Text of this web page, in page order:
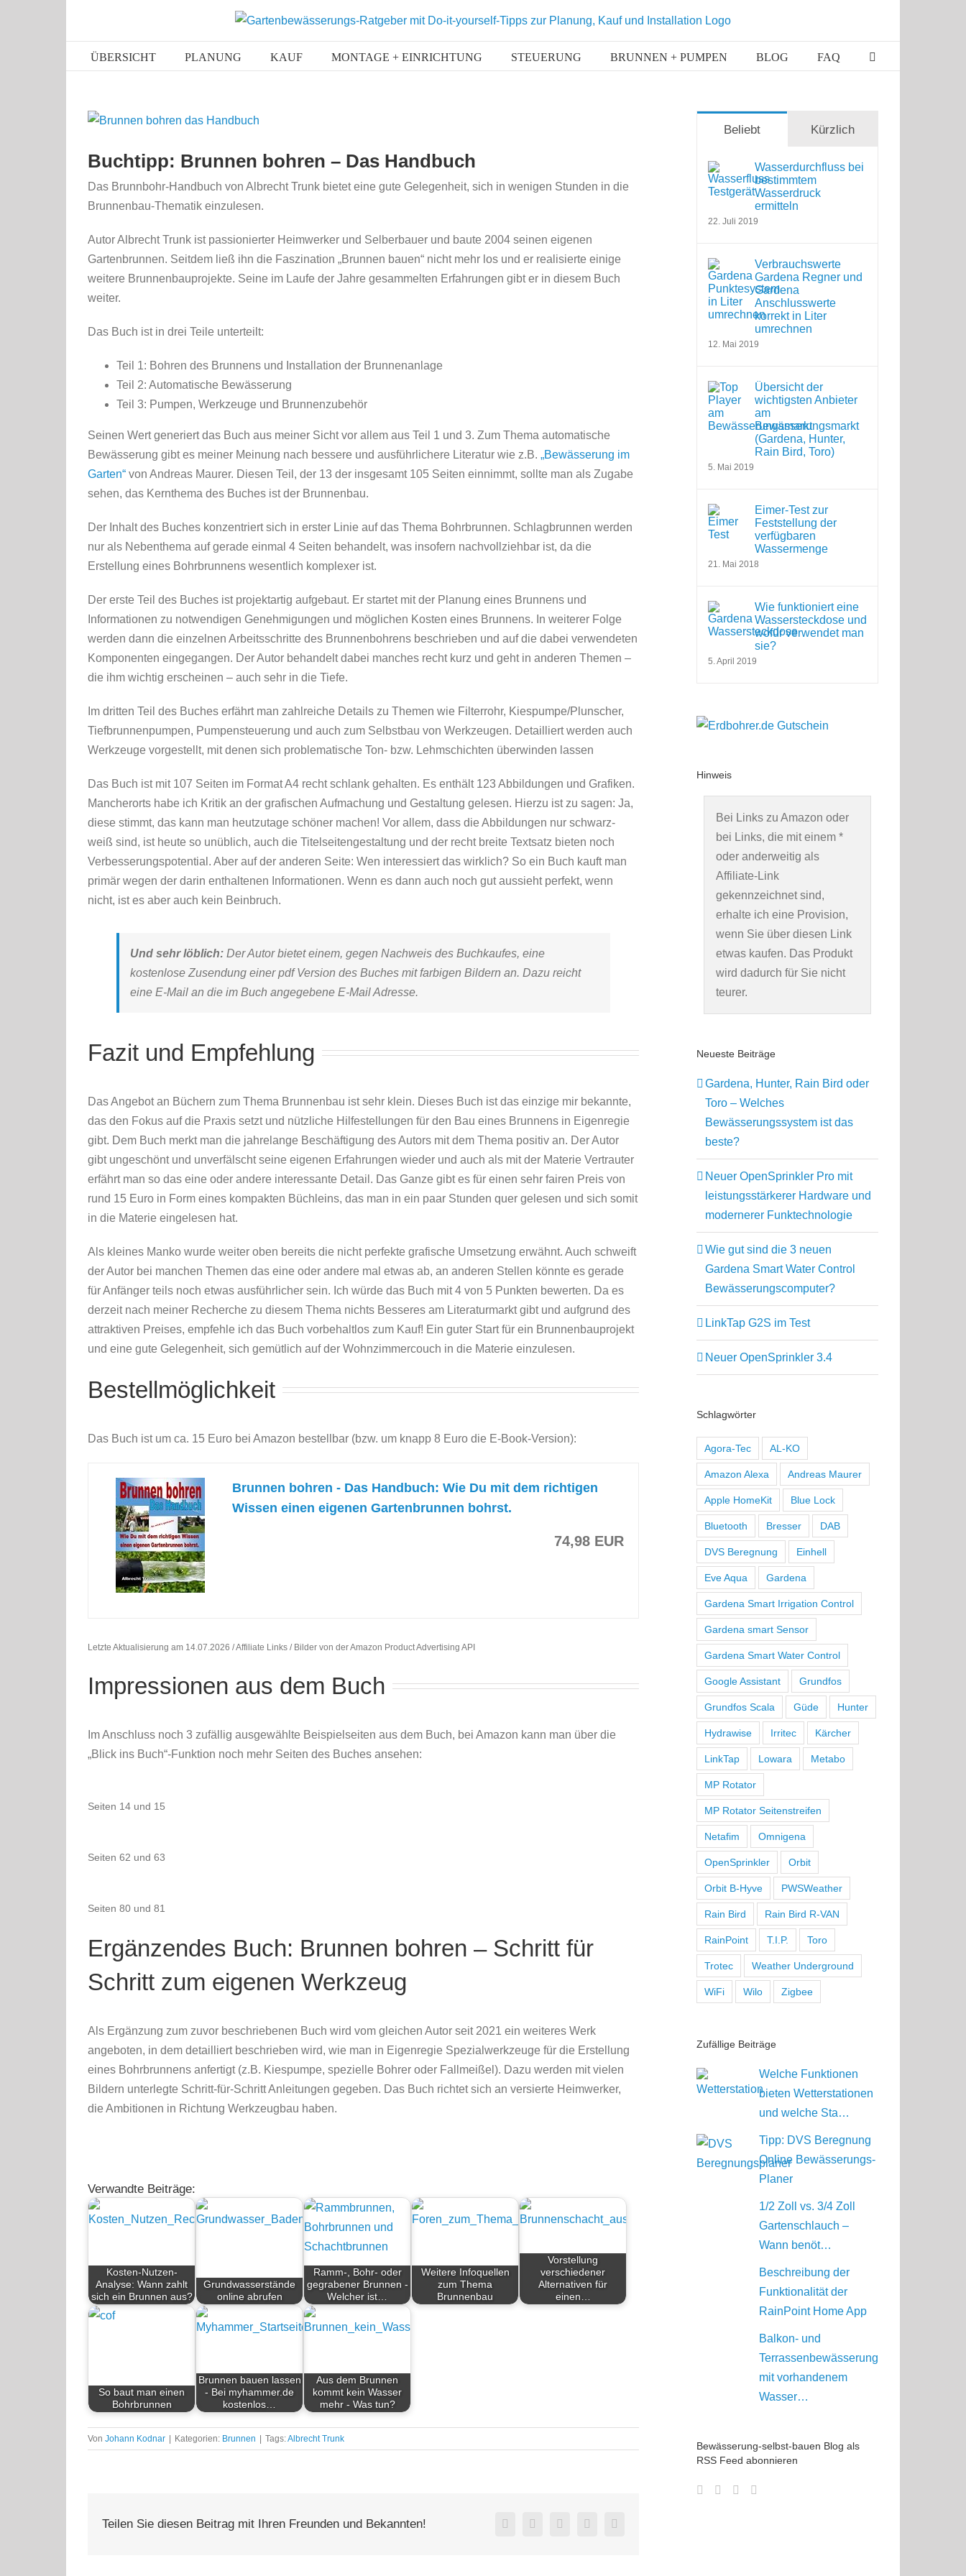
ÜBERSICHT PLANUNG KAUF MONTAGE + EINRICHTUNG STEUERUNG BRUNNEN + PUMPEN BLOG FAQ
Zeige
Bild
Buchtipp: Brunnen bohren – Das Handbuch
Das Brunnbohr-Handbuch von Albrecht Trunk bietet eine gute Gelegenheit, sich in wenigen Stunden in die
Brunnenbau-Thematik einzulesen.
Autor Albrecht Trunk ist passionierter Heimwerker und Selberbauer und baute 2004 seinen eigenen
Gartenbrunnen. Seitdem ließ ihn die Faszination „Brunnen bauen“ nicht mehr los und er realisierte einige
weitere Brunnenbauprojekte. Seine im Laufe der Jahre gesammelten Erfahrungen gibt er in diesem Buch
weiter.
Das Buch ist in drei Teile unterteilt:
Teil 1: Bohren des Brunnens und Installation der Brunnenanlage
Teil 2: Automatische Bewässerung
Teil 3: Pumpen, Werkzeuge und Brunnenzubehör
Seinen Wert generiert das Buch aus meiner Sicht vor allem aus Teil 1 und 3. Zum Thema automatische
Bewässerung gibt es meiner Meinung nach bessere und ausführlichere Literatur wie z.B. „Bewässerung im
Garten“von Andreas Maurer. Diesen Teil, der 13 der insgesamt 105 Seiten einnimmt, sollte man als Zugabe
sehen, das Kernthema des Buches ist der Brunnenbau.
Der Inhalt des Buches konzentriert sich in erster Linie auf das Thema Bohrbrunnen. Schlagbrunnen werden
nur als Nebenthema auf gerade einmal 4 Seiten behandelt, was insofern nachvollziehbar ist, da die
Erstellung eines Bohrbrunnens wesentlich komplexer ist.
Der erste Teil des Buches ist projektartig aufgebaut. Er startet mit der Planung eines Brunnens und
Informationen zu notwendigen Genehmigungen und möglichen Kosten eines Brunnens. In weiterer Folge
werden dann die einzelnen Arbeitsschritte des Brunnenbohrens beschrieben und auf die dabei verwendeten
Komponenten eingegangen. Der Autor behandelt dabei manches recht kurz und geht in anderen Themen –
die ihm wichtig erscheinen – auch sehr in die Tiefe.
Im dritten Teil des Buches erfährt man zahlreiche Details zu Themen wie Filterrohr, Kiespumpe/Plunscher,
Tiefbrunnenpumpen, Pumpensteuerung und auch zum Selbstbau von Werkzeugen. Detailliert werden auch
Werkzeuge vorgestellt, mit denen sich problematische Ton- bzw. Lehmschichten überwinden lassen
Das Buch ist mit 107 Seiten im Format A4 recht schlank gehalten. Es enthält 123 Abbildungen und Grafiken.
Mancherorts habe ich Kritik an der grafischen Aufmachung und Gestaltung gelesen. Hierzu ist zu sagen: Ja,
diese stimmt, das kann man heutzutage schöner machen! Vor allem, dass die Abbildungen nur schwarz-
weiß sind, ist heute so unüblich, auch die Titelseitengestaltung und der recht breite Textsatz bieten noch
Verbesserungspotential. Aber auf der anderen Seite: Wen interessiert das wirklich? So ein Buch kauft man
primär wegen der darin enthaltenen Informationen. Wenn es dann auch noch gut aussieht perfekt, wenn
nicht, ist es aber auch kein Beinbruch.
Und sehr löblich:Der Autor bietet einem, gegen Nachweis des Buchkaufes, eine
kostenlose Zusendung einer pdf Version des Buches mit farbigen Bildern an. Dazu reicht
eine E-Mail an die im Buch angegebene E-Mail Adresse.
Fazit und Empfehlung
Das Angebot an Büchern zum Thema Brunnenbau ist sehr klein. Dieses Buch ist das einzige mir bekannte,
das den Fokus auf die Praxis setzt und nützliche Hilfestellungen für den Bau eines Brunnens in Eigenregie
gibt. Dem Buch merkt man die jahrelange Beschäftigung des Autors mit dem Thema positiv an. Der Autor
gibt ungeschönt und unverfälscht seine eigenen Erfahrungen wieder und auch als mit der Materie Vertrauter
erfährt man so das eine oder andere interessante Detail. Das Ganze gibt es für einen sehr fairen Preis von
rund 15 Euro in Form eines kompakten Büchleins, das man in ein paar Stunden quer gelesen und sich somit
in die Materie eingelesen hat.
Als kleines Manko wurde weiter oben bereits die nicht perfekte grafische Umsetzung erwähnt. Auch schweift
der Autor bei manchen Themen das eine oder andere mal etwas ab, an anderen Stellen könnte es gerade
für Anfänger teils noch etwas ausführlicher sein. Ich würde das Buch mit 4 von 5 Punkten bewerten. Da es
derzeit nach meiner Recherche zu diesem Thema nichts Besseres am Literaturmarkt gibt und aufgrund des
attraktiven Preises, empfehle ich das Buch vorbehaltlos zum Kauf! Ein guter Start für ein Brunnenbauprojekt
und eine gute Gelegenheit, sich gemütlich auf der Wohnzimmercouch in die Materie einzulesen.
Bestellmöglichkeit
Das Buch ist um ca. 15 Euro bei Amazon bestellbar (bzw. um knapp 8 Euro die E-Book-Version):
Brunnen bohren - Das Handbuch: Wie Du mit dem richtigen
Wissen einen eigenen Gartenbrunnen bohrst.
74,98 EUR
Letzte Aktualisierung am 14.07.2026 / Affiliate Links / Bilder von der Amazon Product Advertising API
Impressionen aus dem Buch
Im Anschluss noch 3 zufällig ausgewählte Beispielseiten aus dem Buch, bei Amazon kann man über die
„Blick ins Buch“-Funktion noch mehr Seiten des Buches ansehen:
Seiten 14 und 15
Seiten 62 und 63
Seiten 80 und 81
Ergänzendes Buch: Brunnen bohren – Schritt für
Schritt zum eigenen Werkzeug
Als Ergänzung zum zuvor beschriebenen Buch wird vom gleichen Autor seit 2021 ein weiteres Werk
angeboten, in dem detailliert beschrieben wird, wie man in Eigenregie Spezialwerkzeuge für die Erstellung
eines Bohrbrunnens anfertigt (z.B. Kiespumpe, spezielle Bohrer oder Fallmeißel). Dazu werden mit vielen
Bildern unterlegte Schritt-für-Schritt Anleitungen gegeben. Das Buch richtet sich an versierte Heimwerker,
die Ambitionen in Richtung Werkzeugbau haben.
Verwandte Beiträge:
Kosten-Nutzen-
Analyse: Wann zahlt
sich ein Brunnen aus?
Grundwasserstände
online abrufen
Ramm-, Bohr- oder
gegrabener Brunnen -
Welcher ist…
Weitere Infoquellen
zum Thema
Brunnenbau
Vorstellung
verschiedener
Alternativen für
einen…
So baut man einen
Bohrbrunnen
Brunnen bauen lassen
- Bei myhammer.de
kostenlos…
Aus dem Brunnen
kommt kein Wasser
mehr - Was tun?
Von Johann Kodnar | Kategorien: Brunnen | Tags:Albrecht Trunk
Teilen Sie diesen Beitrag mit Ihren Freunden und Bekannten! Facebook
X WhatsAppPinterest
E-
Beliebt Kürzlich
Wasserdurchfluss bei
bestimmtem
Wasserdruck
ermitteln
22. Juli 2019
Verbrauchswerte
Gardena Regner und
Gardena
Anschlusswerte
korrekt in Liter
umrechnen
12. Mai 2019
Übersicht der
wichtigsten Anbieter
am
Bewässerungsmarkt
(Gardena, Hunter,
Rain Bird, Toro)
5. Mai 2019
Eimer-Test zur
Feststellung der
verfügbaren
Wassermenge
21. Mai 2018
Wie funktioniert eine
Wassersteckdose und
wofür verwendet man
sie?
5. April 2019
Hinweis
Bei Links zu Amazon oder
bei Links, die mit einem *
oder anderweitig als
Affiliate-Link
gekennzeichnet sind,
erhalte ich eine Provision,
wenn Sie über diesen Link
etwas kaufen. Das Produkt
wird dadurch für Sie nicht
teurer.
Neueste Beiträge
Gardena, Hunter, Rain Bird oder
Toro – Welches
Bewässerungssystem ist das
beste?
Neuer OpenSprinkler Pro mit
leistungsstärkerer Hardware und
modernerer Funktechnologie
Wie gut sind die 3 neuen
Gardena Smart Water Control
Bewässerungscomputer?
LinkTap G2S im Test
Neuer OpenSprinkler 3.4
Schlagwörter
Agora-Tec AL-KO
Amazon Alexa Andreas Maurer
Apple HomeKit Blue Lock
Bluetooth Bresser DAB
DVS Beregnung Einhell
Eve Aqua Gardena
Gardena Smart Irrigation Control
Gardena smart Sensor
Gardena Smart Water Control
Google Assistant Grundfos
Grundfos Scala Güde Hunter
Hydrawise Irritec Kärcher
LinkTap Lowara Metabo
MP Rotator
MP Rotator Seitenstreifen
Netafim Omnigena
OpenSprinkler Orbit
Orbit B-Hyve PWSWeather
Rain Bird Rain Bird R-VAN
RainPoint T.I.P. Toro
Trotec Weather Underground
WiFi Wilo Zigbee
Zufällige Beiträge
Welche Funktionen
bieten Wetterstationen
und welche Sta…
Tipp: DVS Beregnung
Online Bewässerungs-
Planer
1/2 Zoll vs. 3/4 Zoll
Gartenschlauch –
Wann benöt…
Beschreibung der
Funktionalität der
RainPoint Home App
Balkon- und
Terrassenbewässerung
mit vorhandenem
Wasser…
Bewässerung-selbst-bauen Blog als
RSS Feed abonnieren